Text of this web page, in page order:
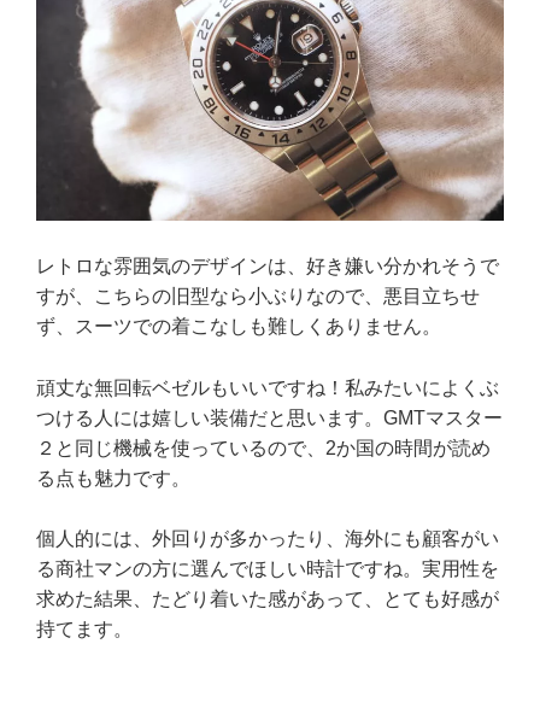
レトロな雰囲気のデザインは、好き嫌い分かれそうで
すが、こちらの旧型なら小ぶりなので、悪目立ちせ
ず、スーツでの着こなしも難しくありません。
頑丈な無回転ベゼルもいいですね！私みたいによくぶ
つける人には嬉しい装備だと思います。GMTマスター
２と同じ機械を使っているので、2か国の時間が読め
る点も魅力です。
個人的には、外回りが多かったり、海外にも顧客がい
る商社マンの方に選んでほしい時計ですね。実用性を
求めた結果、たどり着いた感があって、とても好感が
持てます。